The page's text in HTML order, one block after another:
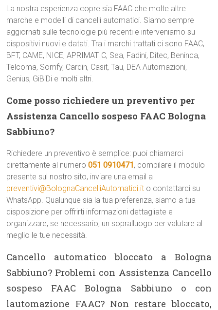
La nostra esperienza copre sia FAAC che molte altre
marche e modelli di cancelli automatici. Siamo sempre
aggiornati sulle tecnologie più recenti e interveniamo su
dispositivi nuovi e datati. Tra i marchi trattati ci sono FAAC,
BFT, CAME, NICE, APRIMATIC, Sea, Fadini, Ditec, Beninca,
Telcoma, Somfy, Cardin, Casit, Tau, DEA Automazioni,
Genius, GiBiDi e molti altri.
Come posso richiedere un preventivo per
Assistenza Cancello sospeso FAAC Bologna
Sabbiuno?
Richiedere un preventivo è semplice: puoi chiamarci
direttamente al numero051 0910471, compilare il modulo
presente sul nostro sito, inviare una email a
preventivi@BolognaCancelliAutomatici.it o contattarci su
WhatsApp. Qualunque sia la tua preferenza, siamo a tua
disposizione per offrirti informazioni dettagliate e
organizzare, se necessario, un sopralluogo per valutare al
meglio le tue necessità.
Cancello automatico bloccato a Bologna
Sabbiuno? Problemi con Assistenza Cancello
sospeso FAAC Bologna Sabbiuno o con
lautomazione FAAC? Non restare bloccato,